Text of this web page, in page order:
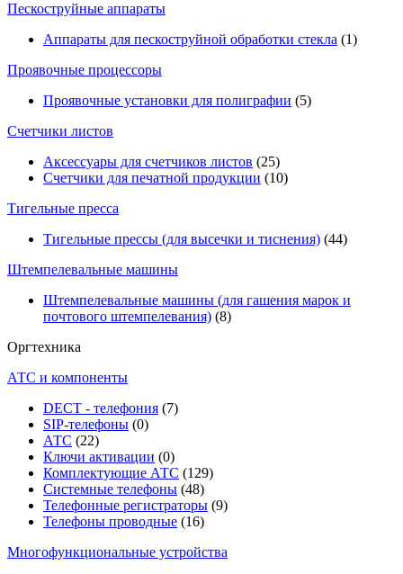
Пескоструйные аппараты
Аппараты для пескоструйной обработки стекла (1)
Проявочные процессоры
Проявочные установки для полиграфии (5)
Счетчики листов
Аксессуары для счетчиков листов (25)
Счетчики для печатной продукции (10)
Тигельные пресса
Тигельные прессы (для высечки и тиснения) (44)
Штемпелевальные машины
Штемпелевальные машины (для гашения марок и
почтового штемпелевания) (8)
Оргтехника
АТС и компоненты
DECT - телефония (7)
SIP-телефоны (0)
АТС (22)
Ключи активации (0)
Комплектующие АТС (129)
Системные телефоны (48)
Телефонные регистраторы (9)
Телефоны проводные (16)
Многофункциональные устройства